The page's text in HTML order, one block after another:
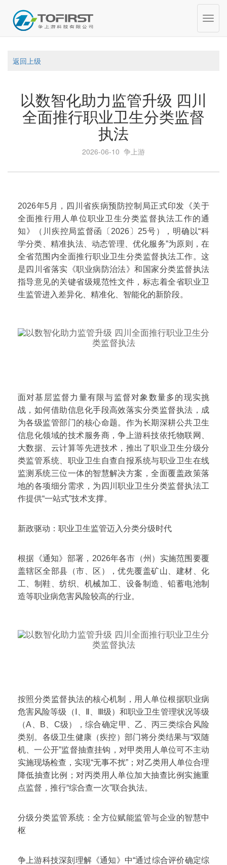
返回上级
以数智化助力监管升级 四川
全面推行职业卫生分类监督
执法
2026-06-10 争上游
2026年5月，四川省疾病预防控制局正式印发《关于
全面推行用人单位职业卫生分类监督执法工作的通
知》（川疾控局监督函〔2026〕25号），明确以“科
学分类、精准执法、动态管理、优化服务”为原则，在
全省范围内全面推行职业卫生分类监督执法工作。这
是四川省落实《职业病防治法》和国家分类监督执法
指导意见的关键省级规范性文件，标志着全省职业卫
生监管进入差异化、精准化、智能化的新阶段。
面对基层监督力量有限与监督对象数量多的现实挑
战，如何借助信息化手段高效落实分类监督执法，成
为各级监管部门的核心命题。作为长期深耕公共卫生
信息化领域的技术服务商，争上游科技依托物联网、
大数据、云计算等先进技术，推出了职业卫生分级分
类监管系统、职业卫生自查自报系统与职业卫生在线
监测系统三位一体的智慧解决方案，全面覆盖政策落
地的各项细分需求，为四川职业卫生分类监督执法工
作提供“一站式”技术支撑。
新政驱动：职业卫生监管迈入分类分级时代
根据《通知》部署，2026年各市（州）实施范围要覆
盖辖区全部县（市、区），优先覆盖矿山、建材、化
工、制鞋、纺织、机械加工、设备制造、铅蓄电池制
造等职业病危害风险较高的行业。
按照分类监督执法的核心机制，用人单位根据职业病
危害风险等级（Ⅰ、Ⅱ、Ⅲ级）和职业卫生管理状况等级
（A、B、C级），综合确定甲、乙、丙三类综合风险
类别。各级卫生健康（疾控）部门将分类结果与“双随
机、一公开”监督抽查挂钩，对甲类用人单位可不主动
实施现场检查，实现“无事不扰”；对乙类用人单位合理
降低抽查比例；对丙类用人单位加大抽查比例实施重
点监督，推行“综合查一次”联合执法。
分级分类监管系统：全方位赋能监管与企业的智慧中
枢
争上游科技深刻理解《通知》中“通过综合评价确定综